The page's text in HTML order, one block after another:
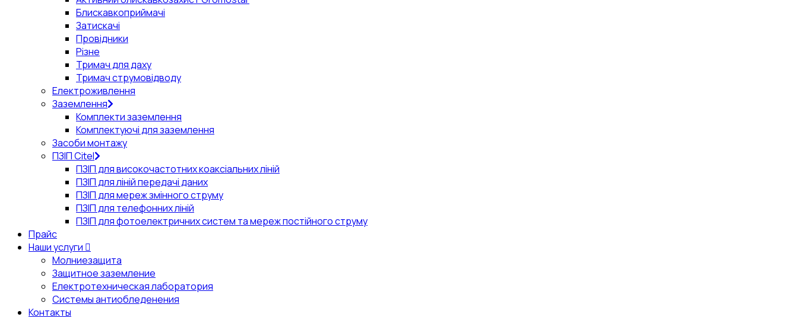
Блискавкоприймачі
Затискачі
Провідники
Різне
Тримач для даху
Тримач струмовідводу
Електроживлення
Заземлення
Комплекти заземлення
Комплектуючі для заземлення
Засоби монтажу
ПЗІП Citel
ПЗІП для високочастотних коаксіальних ліній
ПЗІП для ліній передачі даних
ПЗІП для мереж змінного струму
ПЗІП для телефонних ліній
ПЗІП для фотоелектричних систем та мереж постійного струму
Прайс
Наши услуги
Молниезащита
Защитное заземление
Електротехническая лаборатория
Системы антиобледенения
Контакты